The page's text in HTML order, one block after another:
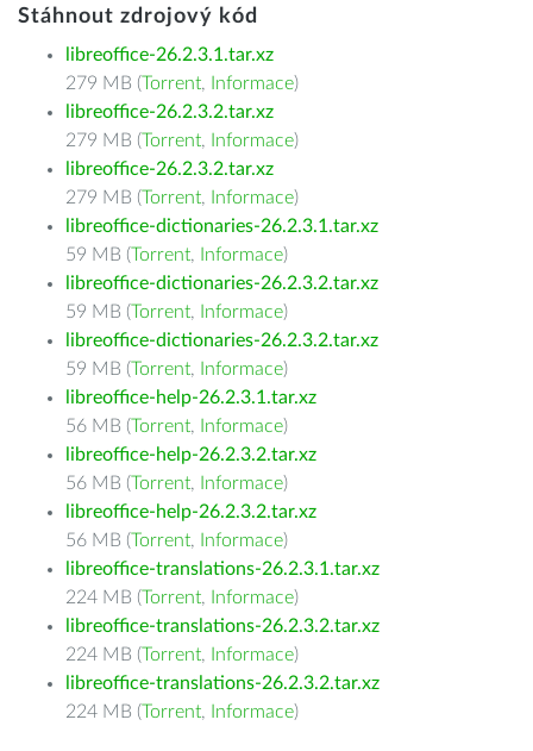
Stáhnout zdrojový kód
libreoffice-26.2.3.1.tar.xz
279 MB (Torrent, Informace)
libreoffice-26.2.3.2.tar.xz
279 MB (Torrent, Informace)
libreoffice-26.2.3.2.tar.xz
279 MB (Torrent, Informace)
libreoffice-dictionaries-26.2.3.1.tar.xz
59 MB (Torrent, Informace)
libreoffice-dictionaries-26.2.3.2.tar.xz
59 MB (Torrent, Informace)
libreoffice-dictionaries-26.2.3.2.tar.xz
59 MB (Torrent, Informace)
libreoffice-help-26.2.3.1.tar.xz
56 MB (Torrent, Informace)
libreoffice-help-26.2.3.2.tar.xz
56 MB (Torrent, Informace)
libreoffice-help-26.2.3.2.tar.xz
56 MB (Torrent, Informace)
libreoffice-translations-26.2.3.1.tar.xz
224 MB (Torrent, Informace)
libreoffice-translations-26.2.3.2.tar.xz
224 MB (Torrent, Informace)
libreoffice-translations-26.2.3.2.tar.xz
224 MB (Torrent, Informace)